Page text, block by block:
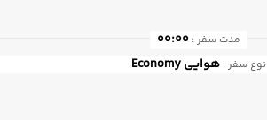
مدت سفر : 00:00
نوع سفر : هوایی